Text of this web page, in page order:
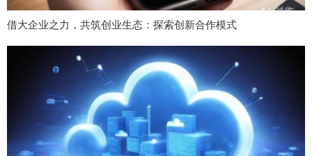
借大企业之力，共筑创业生态：探索创新合作模式